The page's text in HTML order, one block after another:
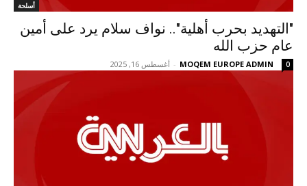
أسلحة
"التهديد بحرب أهلية".. نواف سلام يرد على أمين
عام حزب الله
MOQEM EUROPE ADMIN
- أغسطس 16, 2025 0